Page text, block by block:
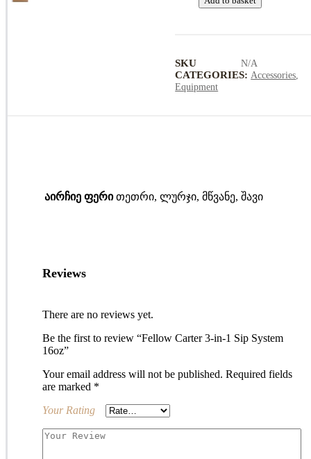
SKU N/A
CATEGORIES:Accessories,
Equipment
აირჩიე ფერი თეთრი, ლურჯი, მწვანე, შავი
Reviews
There are no reviews yet.
Be the first to review “Fellow Carter 3-in-1 Sip System
16oz”
Your email address will not be published. Required fields
are marked *
Your Rating